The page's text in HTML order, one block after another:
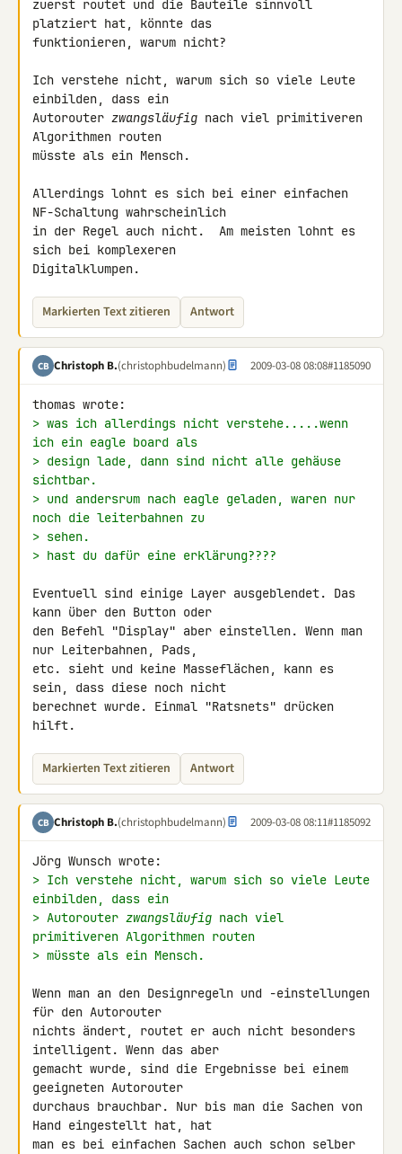
zuerst routet und die Bauteile sinnvoll
platziert hat, könnte das
funktionieren, warum nicht?
Ich verstehe nicht, warum sich so viele Leute
einbilden, dass ein
Autorouter zwangsläufig nach viel primitiveren
Algorithmen routen
müsste als ein Mensch.
Allerdings lohnt es sich bei einer einfachen
NF-Schaltung wahrscheinlich
in der Regel auch nicht.  Am meisten lohnt es
sich bei komplexeren
Digitalklumpen.
Markierten Text zitieren Antwort
CB Christoph B.(christophbudelmann) 2009-03-08 08:08#1185090
> was ich allerdings nicht verstehe.....wenn
ich ein eagle board als
> design lade, dann sind nicht alle gehäuse
sichtbar.
> und andersrum nach eagle geladen, waren nur
noch die leiterbahnen zu
> sehen.
> hast du dafür eine erklärung????
Eventuell sind einige Layer ausgeblendet. Das
kann über den Button oder
den Befehl "Display" aber einstellen. Wenn man
nur Leiterbahnen, Pads,
etc. sieht und keine Masseflächen, kann es
sein, dass diese noch nicht
berechnet wurde. Einmal "Ratsnets" drücken
hilft.
Markierten Text zitieren Antwort
CB Christoph B.(christophbudelmann) 2009-03-08 08:11#1185092
> Ich verstehe nicht, warum sich so viele Leute
einbilden, dass ein
> Autorouter zwangsläufig nach viel
primitiveren Algorithmen routen
> müsste als ein Mensch.
Wenn man an den Designregeln und -einstellungen
für den Autorouter
nichts ändert, routet er auch nicht besonders
intelligent. Wenn das aber
gemacht wurde, sind die Ergebnisse bei einem
geeigneten Autorouter
durchaus brauchbar. Nur bis man die Sachen von
Hand eingestellt hat, hat
man es bei einfachen Sachen auch schon selber